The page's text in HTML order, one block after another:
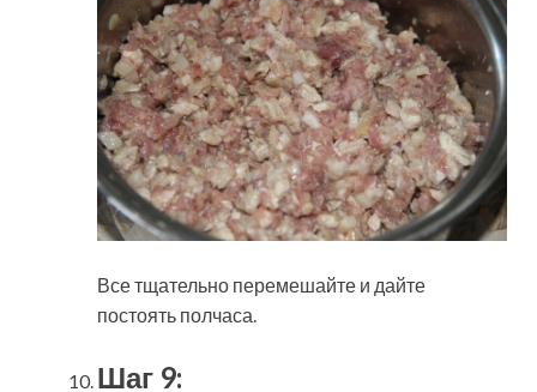
Все тщательно перемешайте и дайте
постоять полчаса.
Шаг 9: